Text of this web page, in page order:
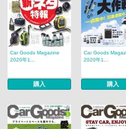
Car Goods Magazine
2020年1...
購入
Car Goods
2020年1...
購入